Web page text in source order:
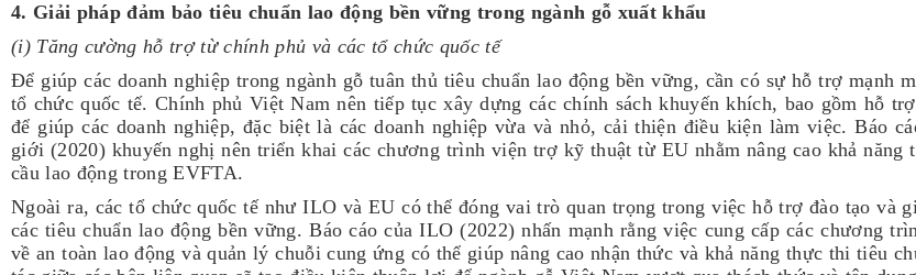
4. Giải pháp đảm bảo tiêu chuẩn lao động bền vững trong ngành gỗ xuất khẩu
(i) Tăng cường hỗ trợ từ chính phủ và các tổ chức quốc tế
Để giúp các doanh nghiệp trong ngành gỗ tuân thủ tiêu chuẩn lao động bền vững, cần có sự hỗ trợ mạnh
tổ chức quốc tế. Chính phủ Việt Nam nên tiếp tục xây dựng các chính sách khuyến khích, bao gồm hỗ
để giúp các doanh nghiệp, đặc biệt là các doanh nghiệp vừa và nhỏ, cải thiện điều kiện làm việc. Báo
giới (2020) khuyến nghị nên triển khai các chương trình viện trợ kỹ thuật từ EU nhằm nâng cao khả năng
cầu lao động trong EVFTA.
Ngoài ra, các tổ chức quốc tế như ILO và EU có thể đóng vai trò quan trọng trong việc hỗ trợ đào tạo và
các tiêu chuẩn lao động bền vững. Báo cáo của ILO (2022) nhấn mạnh rằng việc cung cấp các chương
về an toàn lao động và quản lý chuỗi cung ứng có thể giúp nâng cao nhận thức và khả năng thực thi tiêu